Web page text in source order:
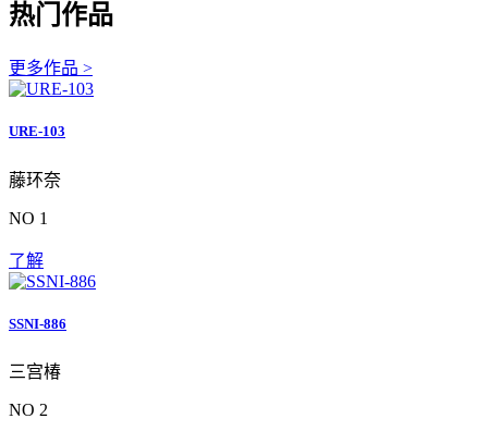
热门作品
更多作品 >
URE-103
藤环奈
NO 1
了解
SSNI-886
三宫椿
NO 2